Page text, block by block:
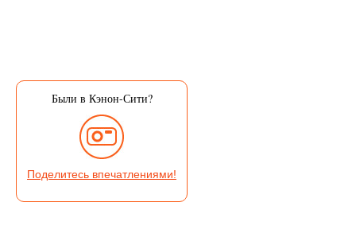
Были в Кэнон-Сити?
Поделитесь впечатлениями!